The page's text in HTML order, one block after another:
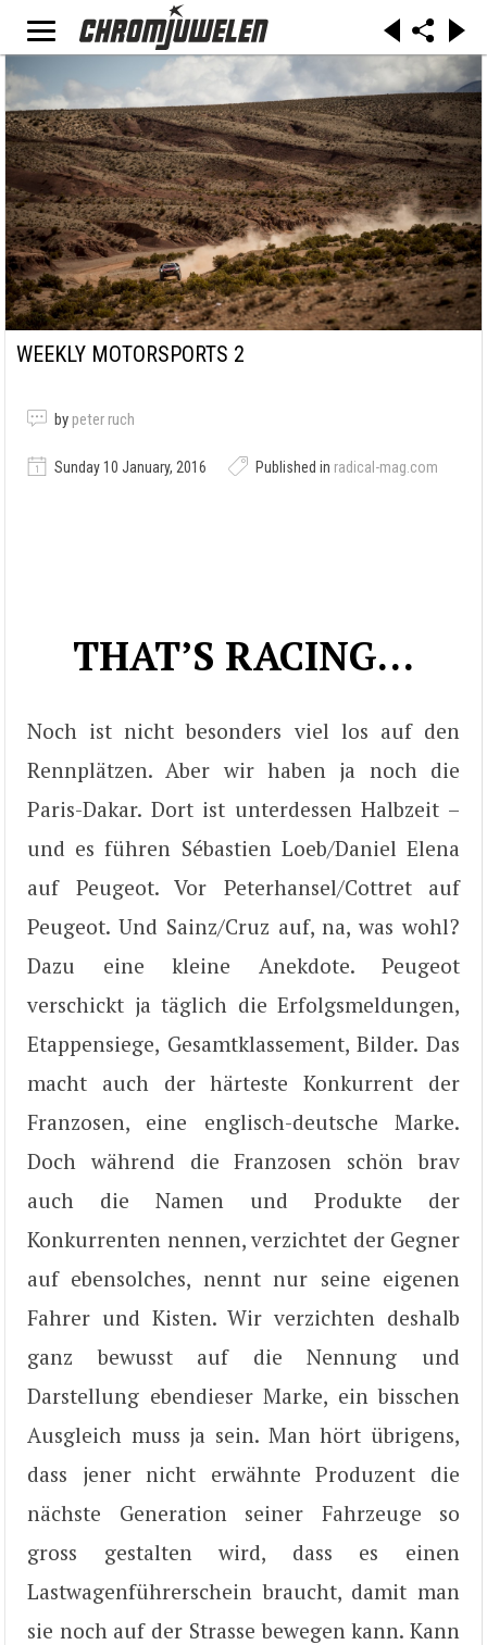
WEEKLY MOTORSPORTS 2
by peter ruch
Sunday 10 January, 2016 Published in radical-mag.com
THAT’S RACING…
Noch ist nicht besonders viel los auf den
Rennplätzen. Aber wir haben ja noch die
Paris-Dakar. Dort ist unterdessen Halbzeit –
und es führen Sébastien Loeb/Daniel Elena
auf Peugeot. Vor Peterhansel/Cottret auf
Peugeot. Und Sainz/Cruz auf, na, was wohl?
Dazu eine kleine Anekdote. Peugeot
verschickt ja täglich die Erfolgsmeldungen,
Etappensiege, Gesamtklassement, Bilder. Das
macht auch der härteste Konkurrent der
Franzosen, eine englisch-deutsche Marke.
Doch während die Franzosen schön brav
auch die Namen und Produkte der
Konkurrenten nennen, verzichtet der Gegner
auf ebensolches, nennt nur seine eigenen
Fahrer und Kisten. Wir verzichten deshalb
ganz bewusst auf die Nennung und
Darstellung ebendieser Marke, ein bisschen
Ausgleich muss ja sein. Man hört übrigens,
dass jener nicht erwähnte Produzent die
nächste Generation seiner Fahrzeuge so
gross gestalten wird, dass es einen
Lastwagenführerschein braucht, damit man
sie noch auf der Strasse bewegen kann. Kann